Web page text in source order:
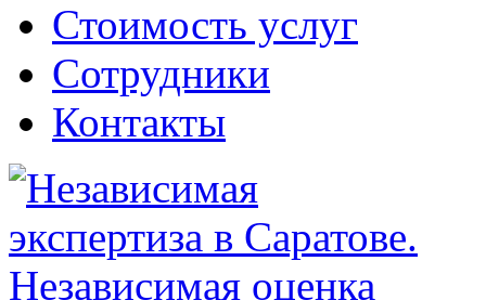
Стоимость услуг
Сотрудники
Контакты